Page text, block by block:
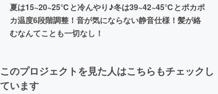
夏は15~20~25℃と冷んやり♪冬は39~42~45℃とポカポ
カ温度6段階調整！音が気にならない静音仕様！髪が絡
むなんてことも一切なし！
このプロジェクトを見た人はこちらもチェックし
ています